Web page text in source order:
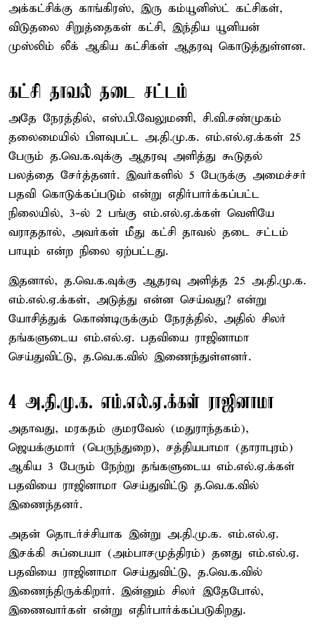
அக்கட்சிக்கு காங்கிரஸ், இரு கம்யூனிஸ்ட் கட்சிகள்,
விடுதலை சிறுத்தைகள் கட்சி, இந்திய யூனியன்
முஸ்லிம் லீக் ஆகிய கட்சிகள் ஆதரவு கொடுத்துள்ளன.
கட்சி தாவல் தடை சட்டம்
அதே நேரத்தில், எஸ்.பி.வேலுமணி, சி.வி.சண்முகம்
தலைமையில் பிளவுபட்ட அ.தி.மு.க. எம்.எல்.ஏ.க்கள் 25
பேரும் த.வெ.க.வுக்கு ஆதரவு அளித்து கூடுதல்
பலத்தை சேர்த்தனர். இவர்களில் 5 பேருக்கு அமைச்சர்
பதவி கொடுக்கப்படும் என்று எதிர்பார்க்கப்பட்ட
நிலையில், 3-ல் 2 பங்கு எம்.எல்.ஏ.க்கள் வெளியே
வராததால், அவர்கள் மீது கட்சி தாவல் தடை சட்டம்
பாயும் என்ற நிலை ஏற்பட்டது.
இதனால், த.வெ.க.வுக்கு ஆதரவு அளித்த 25 அ.தி.மு.க.
எம்.எல்.ஏ.க்கள், அடுத்து என்ன செய்வது? என்று
யோசித்துக் கொண்டிருக்கும் நேரத்தில், அதில் சிலர்
தங்களுடைய எம்.எல்.ஏ. பதவியை ராஜினாமா
செய்துவிட்டு, த.வெ.க.வில் இணைந்துள்ளனர்.
4 அ.தி.மு.க. எம்.எல்.ஏ.க்கள் ராஜினாமா
அதாவது, மரகதம் குமரவேல் (மதுராந்தகம்),
ஜெயக்குமார் (பெருந்துறை), சத்தியபாமா (தாராபுரம்)
ஆகிய 3 பேரும் நேற்று தங்களுடைய எம்.எல்.ஏ.க்கள்
பதவியை ராஜினாமா செய்துவிட்டு த.வெ.க.வில்
இணைந்தனர்.
அதன் தொடர்ச்சியாக இன்று அ.தி.மு.க. எம்.எல்.ஏ.
இசக்கி சுப்பையா (அம்பாசமுத்திரம்) தனது எம்.எல்.ஏ.
பதவியை ராஜினாமா செய்துவிட்டு, த.வெ.க.வில்
இணைந்திருக்கிறார். இன்னும் சிலர் இதேபோல்,
இணைவார்கள் என்று எதிர்பார்க்கப்படுகிறது.